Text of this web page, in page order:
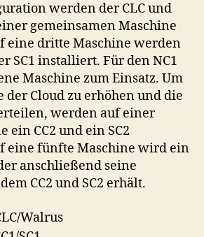
werden der CLC und
gemeinsamen Maschine
eine dritte Maschine werden
SC1 installiert. Für den NC1
Maschine zum Einsatz. Um
der Cloud zu erhöhen und die
werden auf einer
ein CC2 und ein SC2
eine fünfte Maschine wird ein
anschließend seine
CC2 und SC2 erhält.
Walrus